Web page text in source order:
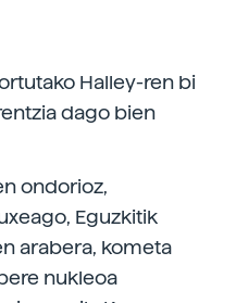
Halley-ren bi
dago bien
ondorioz,
Eguzkitik
arabera, kometa
nukleoa